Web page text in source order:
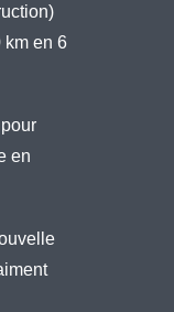
km en 6
en